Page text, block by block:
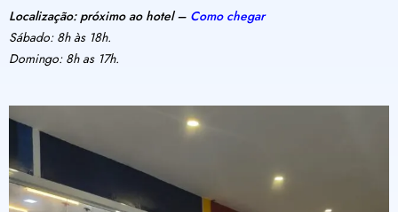
Localização: próximo ao hotel – Como chegar
Sábado: 8h às 18h.
Domingo: 8h as 17h.